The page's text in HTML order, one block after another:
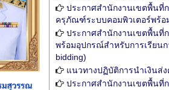
ประกาศสำนักงานเขตพื้นที่
ครุภัณฑ์ระบบคอมพิวเตอร์พร้อ
ประกาศสำนักงานเขตพื้นที่
พร้อมอุปกรณ์สำหรับการเรียน
bidding)
แนวทางปฏิบัติการนำเงินส่
ประกาศสำนักงานเขตพื้นที่